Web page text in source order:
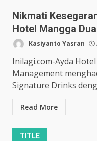
Nikmati
Hotel Mangga
Kasiyanto Yasran
Inilagi.com-Ayda
Management
Signature Drinks
Read More
TITLE